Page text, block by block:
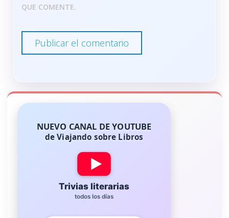
QUE COMENTE.
NUEVO CANAL DE YOUTUBE
de Viajando sobre Libros
Trivias literarias
todos los días